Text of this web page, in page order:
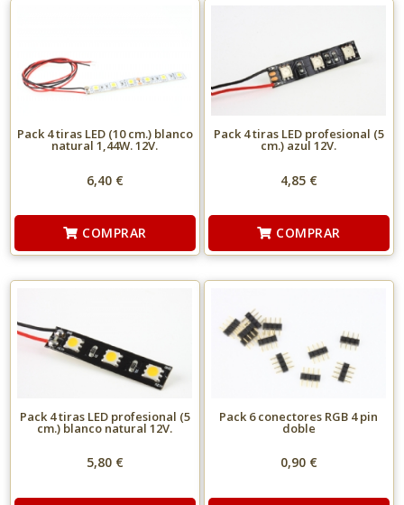
Pack 4 tiras LED (10 cm.) blanco
natural 1,44W. 12V.
6,40 €
COMPRAR
Pack 4 tiras LED profesional (5
cm.) azul 12V.
4,85 €
COMPRAR
Pack 4 tiras LED profesional (5
cm.) blanco natural 12V.
5,80 €
Pack 6 conectores RGB 4 pin
doble
0,90 €